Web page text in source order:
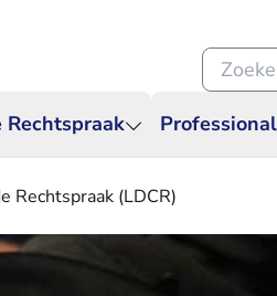
Rechtspraak
Zoeken
Rechtspraak (LDCR)